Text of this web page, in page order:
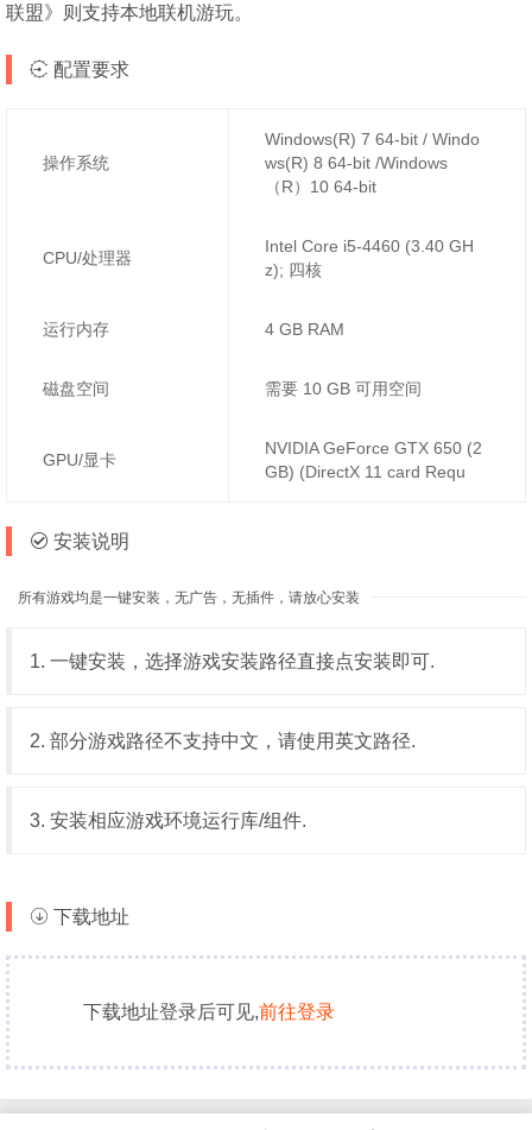
联盟》则支持本地联机游玩。
配置要求
操作系统
Windows(R) 7 64-bit / Windo
ws(R) 8 64-bit /Windows
（R）10 64-bit
CPU/处理器
Intel Core i5-4460 (3.40 GH
z); 四核
运行内存 4 GB RAM
磁盘空间 需要 10 GB 可用空间
GPU/显卡
NVIDIA GeForce GTX 650 (2
GB) (DirectX 11 card Requ
安装说明
所有游戏均是一键安装，无广告，无插件，请放心安装
1. 一键安装，选择游戏安装路径直接点安装即可.
2. 部分游戏路径不支持中文，请使用英文路径.
3. 安装相应游戏环境运行库/组件.
下载地址
下载地址登录后可见,前往登录